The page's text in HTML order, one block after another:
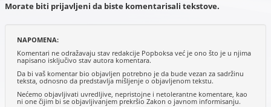
Morate biti prijavljeni da biste komentarisali tekstove.
NAPOMENA:
Komentari ne odražavaju stav redakcije Popboksa već je ono što je u njima
napisano isključivo stav autora komentara.
Da bi vaš komentar bio objavljen potrebno je da bude vezan za sadržinu
teksta, odnosno da predstavlja mišljenje o objavljenom tekstu.
Nećemo objavljivati uvredljive, nepristojne i netolerantne komentare, kao
ni one čijim bi se objavljivanjem prekršio Zakon o javnom informisanju.